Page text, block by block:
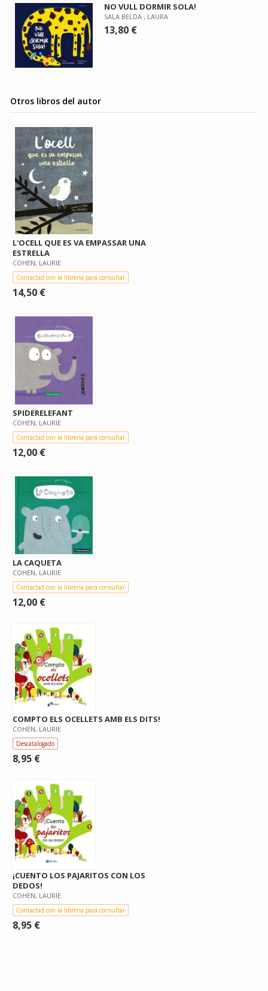
NO VULL DORMIR SOLA!
SALA BELDA , LAURA
13,80 €
Otros libros del autor
L'OCELL QUE ES VA EMPASSAR UNA
ESTRELLA
COHEN, LAURIE
Contactad con la librería para consultar
14,50 €
SPIDERELEFANT
COHEN, LAURIE
Contactad con la librería para consultar
12,00 €
LA CAQUETA
COHEN, LAURIE
Contactad con la librería para consultar
12,00 €
COMPTO ELS OCELLETS AMB ELS DITS!
COHEN, LAURIE
Descatalogado
8,95 €
¡CUENTO LOS PAJARITOS CON LOS
DEDOS!
COHEN, LAURIE
Contactad con la librería para consultar
8,95 €